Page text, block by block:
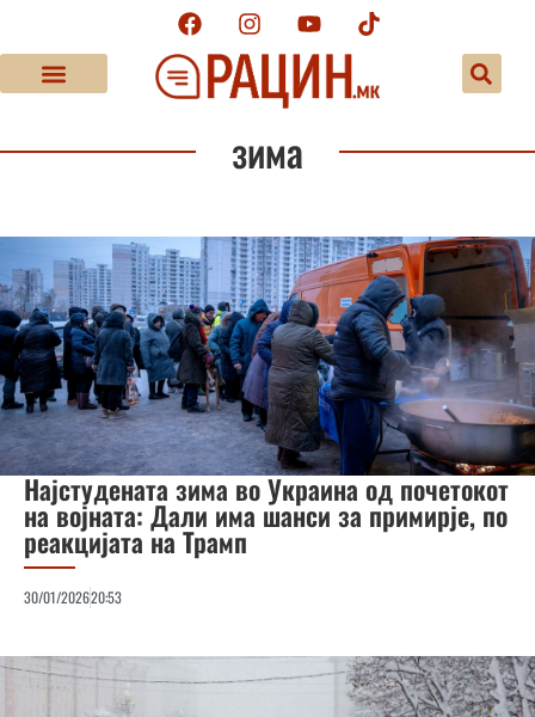
зима
Најстудената зима во Украина од почетокот
на војната: Дали има шанси за примирје, по
реакцијата на Трамп
30/01/202620:53